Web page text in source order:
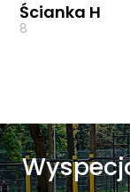
Ścianka H
8